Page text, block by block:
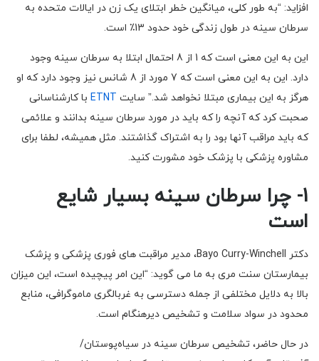
افزاید: “به طور کلی، میانگین خطر ابتلای یک زن در ایالات متحده به
سرطان سینه در طول زندگی خود حدود 13٪ است.
این به این معنی است که 1 از 8 احتمال ابتلا به سرطان سینه وجود
دارد. این به این معنی است که 7 مورد از 8 شانس نیز وجود دارد که او
هرگز به این بیماری مبتلا نخواهد شد.” سایت ETNT با کارشناسانی
صحبت کرد که آنچه را که باید در مورد سرطان سینه بدانند و علائمی
که باید مراقب آنها بود را به اشتراک گذاشتند. مثل همیشه، لطفا برای
مشاوره پزشکی با پزشک خود مشورت کنید.
1- چرا سرطان سینه بسیار شایع
است
دکتر Bayo Curry-Winchell، مدیر مراقبت های فوری پزشکی و پزشک
بیمارستان سنت مری به ما می گوید: “این امر پیچیده است، این میزان
بالا به دلایل مختلفی از جمله دسترسی به غربالگری ماموگرافی، منابع
محدود در سواد سلامت و تشخیص دیرهنگام است.
در حال حاضر، تشخیص سرطان سینه در سیاه‌پوستان/